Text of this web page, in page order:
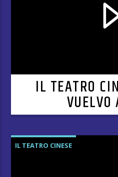
IL TEATRO
VUELVO
IL TEATRO CINESE